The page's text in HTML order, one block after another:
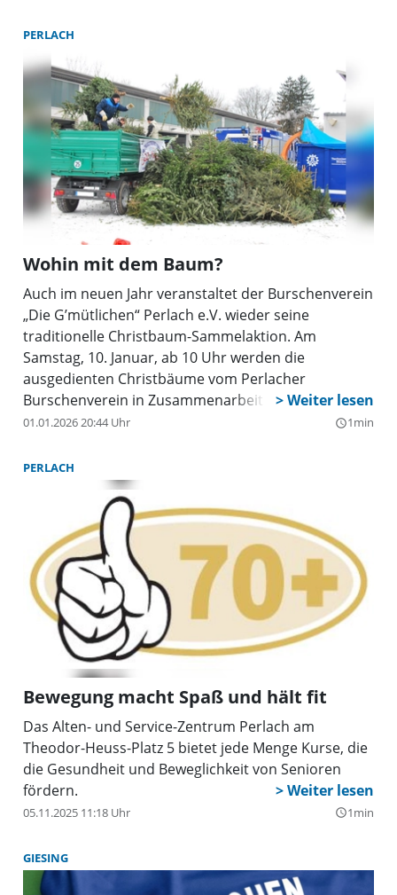
PERLACH
Wohin mit dem Baum?
Auch im neuen Jahr veranstaltet der Burschenverein
„Die G’mütlichen“ Perlach e.V. wieder seine
traditionelle Christbaum-Sammelaktion. Am
Samstag, 10. Januar, ab 10 Uhr werden die
ausgedienten Christbäume vom Perlacher
Burschenverein in Zusammenarbeit mit dem THW
OV München Ost eingesammelt. Alle Perlacher, die
entsorgen wollen, werden gebeten, den Baum
spätestens bis 9 Uhr gut sichtbar vor die Garten-
bzw. Haustüre zu stellen. Es werden nur
gekennzeichnete und zuordenbare Bäume
mitgenommen. Die Christbäume werden gegen eine
kleine Spende abgeholt und umweltschonend
entsorgt. Da Lametta und anderer
Christbaumschmuck giftige Stoffe wie
Schwermetalle enthält, können geschmückte Bäume
leider nicht mitgenommen werden. Die
gesammelten Spenden kommen unter anderem
dem „St. Antons Kinderdorf“ in Brasilien zugute.
01.01.2026 20:44 Uhr query_builder1min
PERLACH
Bewegung macht Spaß und hält fit
Das Alten- und Service-Zentrum Perlach am
Theodor-Heuss-Platz 5 bietet jede Menge Kurse, die
die Gesundheit und Beweglichkeit von Senioren
fördern.
05.11.2025 11:18 Uhr query_builder1min
GIESING